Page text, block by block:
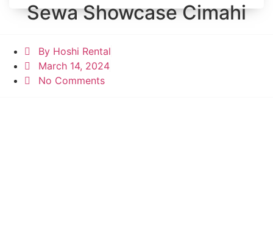
Sewa Showcase Cimahi
By Hoshi Rental
March 14, 2024
No Comments